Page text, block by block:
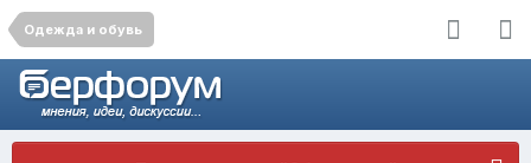
Одежда и обувь